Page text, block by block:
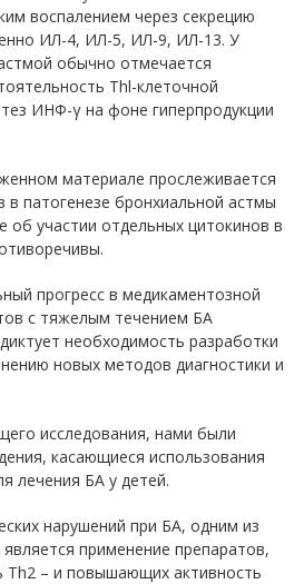
воспалением через секрецию
ИЛ-4, ИЛ-5, ИЛ-9, ИЛ-13. У
обычно отмечается
Thl-клеточной
ИНФ-γ на фоне гиперпродукции
материале прослеживается
патогенезе бронхиальной астмы
об участии отдельных цитокинов в
прогресс в медикаментозной
с тяжелым течением БА
необходимость разработки
новых методов диагностики и
исследования, нами были
касающиеся использования
лечения БА у детей.
нарушений при БА, одним из
применение препаратов,
Th2 – и повышающих активность